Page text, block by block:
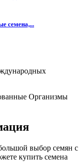
семена,...
Организмы
выбор семян с
купить семена